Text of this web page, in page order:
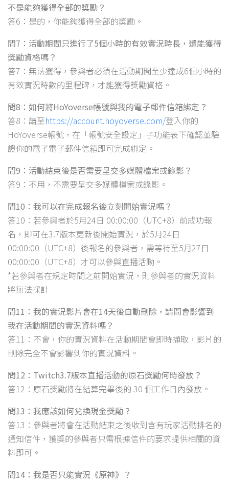
不是能夠獲得全部的獎勵？
答6：是的，你能夠獲得全部的獎勵。
問7：活動期間只進行了5個小時的有效實況時長，還能獲得
獎勵資格嗎？
答7：無法獲得，參與者必須在活動期間至少達成6個小時的
有效實況時數的里程碑，才能獲得獎勵資格。
問8：如何將HoYoverse帳號與我的電子郵件信箱綁定？
答8：請至https://account.hoyoverse.com/登入你的
HoYoverse帳號，在「帳號安全設定」子功能表下確認並驗
證你的電子電子郵件信箱即可完成綁定。
問9：活動結束後是否需要呈交多媒體檔案或錄影？
答9：不用，不需要呈交多媒體檔案或錄影。
問10：我可以在完成報名後立刻開始實況嗎？
答10：若參與者於5月24日 00:00:00（UTC+8）前成功報
名，即可在3.7版本更新後開始實況，於5月24日
00:00:00（UTC+8）後報名的參與者，需等待至5月27日
00:00:00（UTC+8）才可以參與直播活動。
*若參與者在規定時間之前開始實況，則參與者的實況資料
將無法採計
問11：我的實況影片會在14天後自動刪除，請問會影響到
我在活動期間的實況資料嗎？
答11：不會，你的實況資料在活動期間會即時擷取，影片的
刪除完全不會影響到你的實況資料。
問12：Twitch3.7版本直播活動的原石獎勵何時發放？
答12：原石獎勵將在結算完畢後的 30 個工作日內發放。
問13：我應該如何兌換現金獎勵？
答13：參與者將會在活動結束之後收到含有玩家活動排名的
通知信件，獲獎的參與者只需根據信件的要求提供相關的資
料即可。
問14：我是否只能實況《原神》？